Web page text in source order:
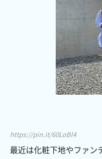
https://pin.it/60LoBl4
最近は化粧下地やファン